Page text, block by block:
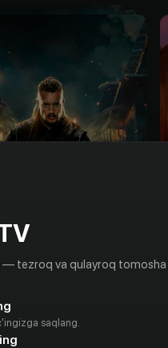
16+
королевство
— tezroq va qulayroq tomosha
saqlang.